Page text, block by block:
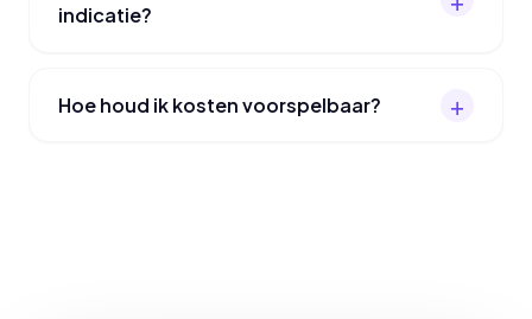
indicatie?
Hoe houd ik kosten voorspelbaar?